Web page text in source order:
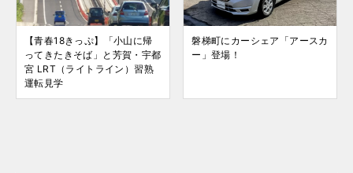
【青春18きっぷ】「小山に帰
ってきたきそば」と芳賀・宇都
宮 LRT（ライトライン）習熟
運転見学
磐梯町にカーシェア「アースカ
ー」登場！